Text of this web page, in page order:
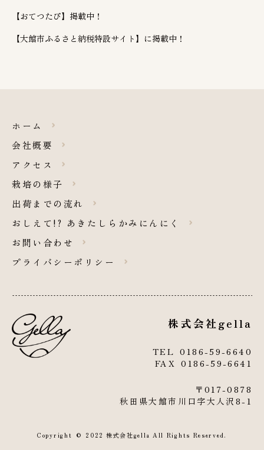
【おてつたび】掲載中！
【大館市ふるさと納税特設サイト】に掲載中！
ホーム
会社概要
アクセス
栽培の様子
出荷までの流れ
おしえて!? あきたしらかみにんにく
お問い合わせ
プライバシーポリシー
株式会社gella
TEL0186-59-6640
FAX 0186-59-6641
〒017-0878
秋田県大館市川口 字大人沢 8-1
Copyright © 2022 株式会社gella All Rights Reserved.